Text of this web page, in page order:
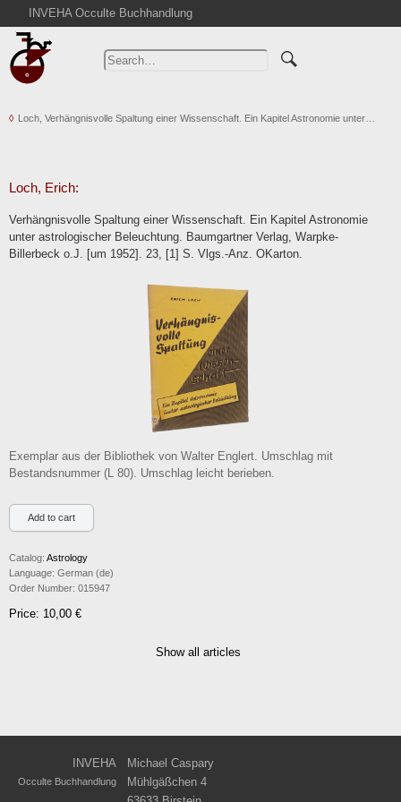
INVEHA Occulte Buchhandlung
Home
Advanced Search
Cart
Contact
Terms
Loch, Verhängnisvolle Spaltung einer Wissenschaft. Ein Kapitel Astronomie unter…
Loch, Erich:
Verhängnisvolle Spaltung einer Wissenschaft. Ein Kapitel Astronomie
unter astrologischer Beleuchtung. Baumgartner Verlag, Warpke-
Billerbeck o.J. [um 1952]. 23, [1] S. Vlgs.-Anz. OKarton.
Exemplar aus der Bibliothek von Walter Englert. Umschlag mit
Bestandsnummer (L 80). Umschlag leicht berieben.
Catalog: Astrology
Language: German (de)
Order Number: 015947
Price: 10,00 €
Show all articles
INVEHA Michael Caspary
Occulte Buchhandlung
Mühlgäßchen 4